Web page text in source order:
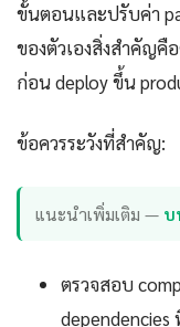
ขั้นตอนและปรับค่า
ของตัวเองสิ่งสำคัญคื
ก่อน deploy ขึ้น
ข้อควรระวังที่สำคัญ:
แนะนำเพิ่มเติม — บ
ตรวจสอบ